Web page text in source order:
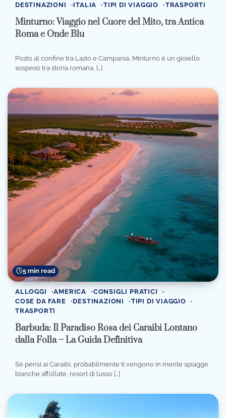
DESTINAZIONI
ITALIA TIPI DI VIAGGIO TRASPORTI
Minturno: Viaggio nel Cuore del Mito, tra Antica
Roma e Onde Blu
Posto al confine tra Lazio e Campania, Minturno è un gioiello
sospeso tra storia romana, […]
5 min read
ALLOGGI AMERICA
CONSIGLI PRATICI
COSE DA FARE
DESTINAZIONI
TIPI DI VIAGGIO
TRASPORTI
Barbuda: Il Paradiso Rosa dei Caraibi Lontano
dalla Folla – La Guida Definitiva
Se pensi ai Caraibi, probabilmente ti vengono in mente spiagge
bianche affollate, resort di lusso […]